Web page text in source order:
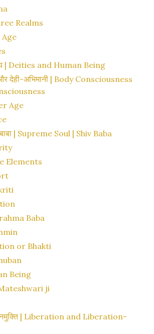
Realms
Age
| Deities and Human Being
देही-अभिमानी | Body Consciousness
Age
बाबा | Supreme Soul | Shiv Baba
Elements
Baba
or Bhakti
Being
Mateshwari ji
| Liberation and Liberation-